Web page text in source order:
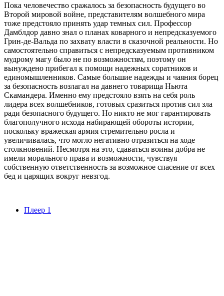
Пока человечество сражалось за безопасность будущего во
Второй мировой войне, представителям волшебного мира
тоже предстояло принять удар темных сил. Профессор
Дамблдор давно знал о планах коварного и непредсказуемого
Грин-де-Вальда по захвату власти в сказочной реальности. Но
самостоятельно справиться с непредсказуемым противником
мудрому магу было не по возможностям, поэтому он
вынуждено прибегал к помощи надежных соратников и
единомышленников. Самые большие надежды и чаяния борец
за безопасность возлагал на давнего товарища Ньюта
Скамандера. Именно ему предстояло взять на себя роль
лидера всех волшебников, готовых сразиться против сил зла
ради безопасного будущего. Но никто не мог гарантировать
благополучного исхода набирающей обороты истории,
поскольку вражеская армия стремительно росла и
увеличивалась, что могло негативно отразиться на ходе
столкновений. Несмотря на это, сдаваться воины добра не
имели морального права и возможности, чувствуя
собственную ответственность за возможное спасение от всех
бед и царящих вокруг невзгод.
Плеер 1